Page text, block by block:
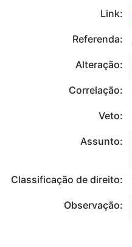
Link:
Referenda:
Alteração:
Correlação:
Veto:
Assunto:
Classificação de direito:
Observação: